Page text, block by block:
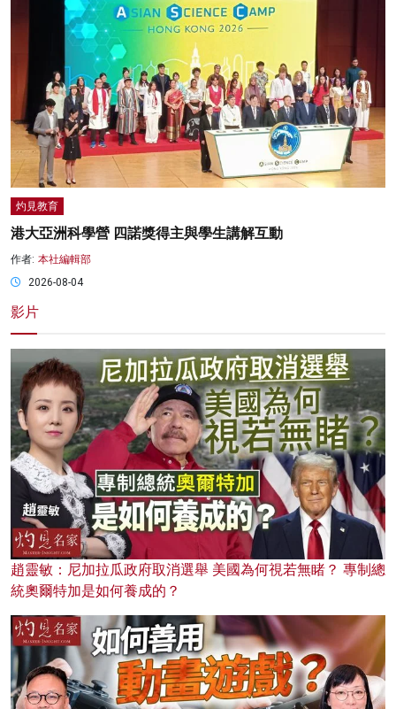
灼見教育
港大亞洲科學營 四諾獎得主與學生講解互動
作者: 本社編輯部
2026-08-04
影片
趙靈敏：尼加拉瓜政府取消選舉 美國為何視若無睹？ 專制總
統奧爾特加是如何養成的？